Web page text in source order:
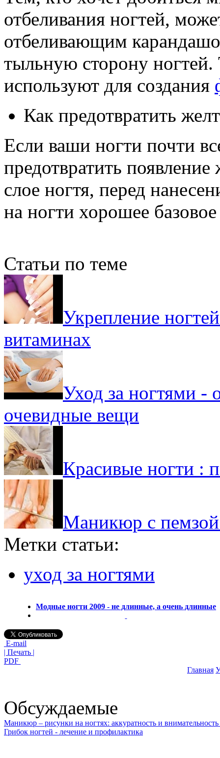
отбеливания ногтей,
отбеливающим
тыльную сторону
используют для создания
Как предотвратить
Если ваши ногти почти
предотвратить
слое ногтя, перед
на ногти хорошее
Статьи по теме
Укрепление
витаминах
Уход за ногтями -
очевидные вещи
Красивые ногти :
Маникюр с
Метки статьи:
уход за ногтями
Модные ногти 2009 - не длинные, а очень длинные
E-mail
| Печать |
PDF
Главная
Обсуждаемые
Маникюр – рисунки на ногтях: аккуратность и
Грибок ногтей - лечение и профилактика